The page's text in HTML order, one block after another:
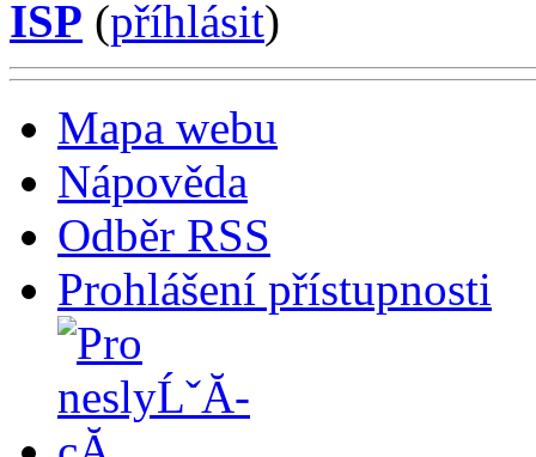
ISP (příhlásit)
Mapa webu
Nápověda
Odběr RSS
Prohlášení přístupnosti